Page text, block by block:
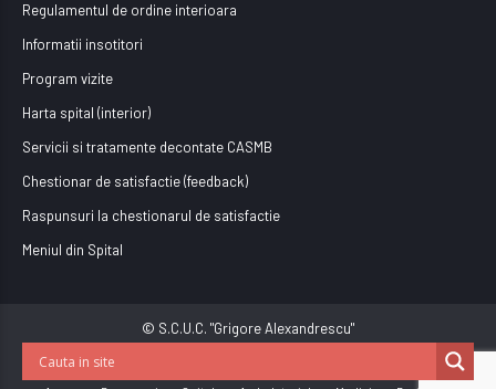
Regulamentul de ordine interioara
Informatii insotitori
Program vizite
Harta spital (interior)
Servicii si tratamente decontate CASMB
Chestionar de satisfactie (feedback)
Raspunsuri la chestionarul de satisfactie
Meniul din Spital
© S.C.U.C. "Grigore Alexandrescu"